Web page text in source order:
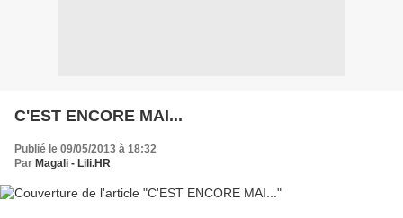
C'EST ENCORE MAI...
Publié le 09/05/2013 à 18:32
Par Magali - Lili.HR